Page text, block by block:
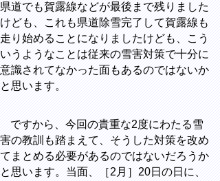
県道でも賀露線などが最後まで残りました
けども、これも県道除雪完了して賀露線も
走り始めることになりましたけども、こう
いうようなことは従来の雪害対策で十分に
意識されてなかった面もあるのではないか
と思います。
ですから、今回の貴重な2度にわたる雪
害の教訓も踏まえて、そうした対策を改め
てまとめる必要があるのではないだろうか
と思います。当面、［2月］20日の日に、